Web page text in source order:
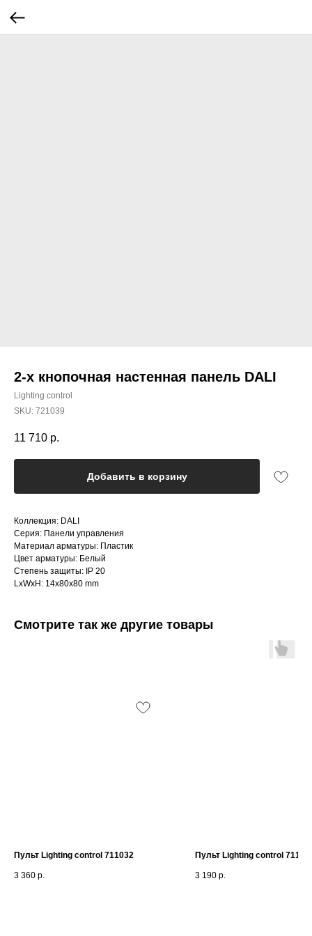
2-х кнопочная настенная панель DALI
Lighting control
SKU: 721039
11 710 р.
Добавить в корзину
Коллекция: DALI
Серия: Панели управления
Материал арматуры: Пластик
Цвет арматуры: Белый
Степень защиты: IP 20
LxWxH: 14x80x80 mm
Смотрите так же другие товары
Пульт Lighting control 711032
3 360 р.
Пульт Lighting control
3 190 р.